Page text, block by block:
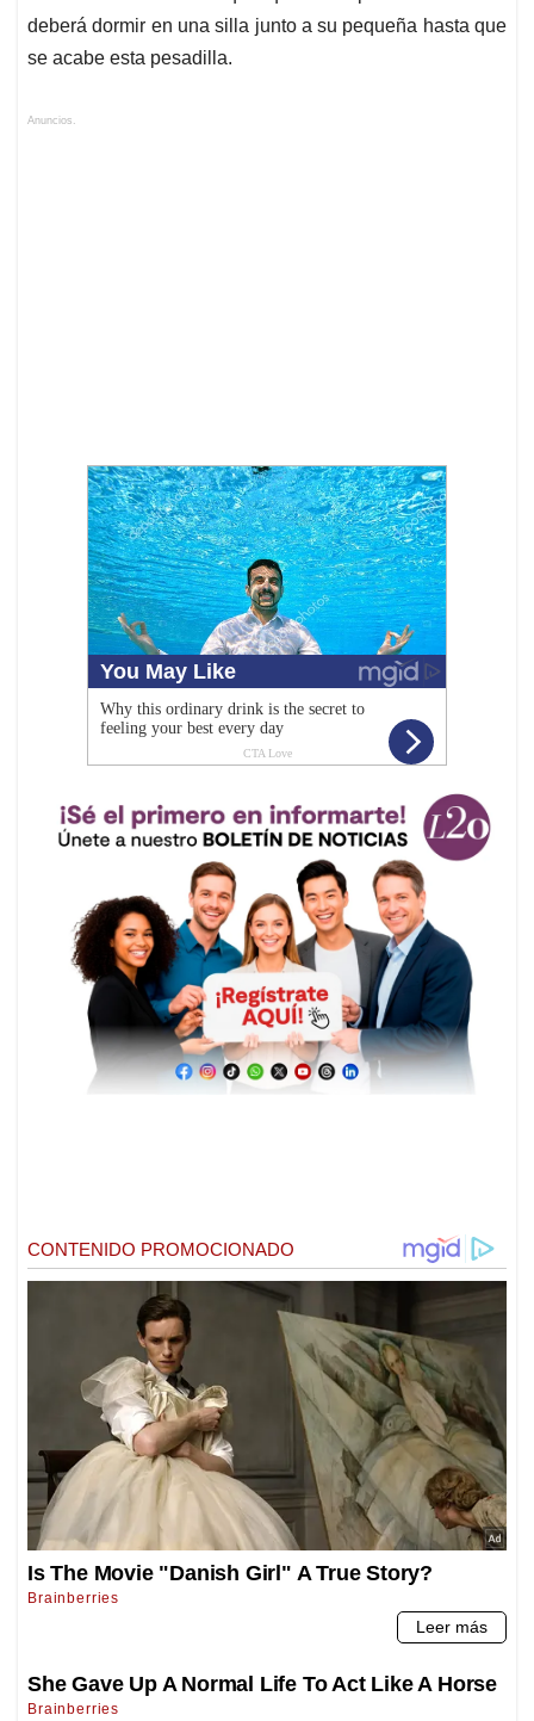
deberá dormir en una silla junto a su pequeña hasta que
se acabe esta pesadilla.
Anuncios.